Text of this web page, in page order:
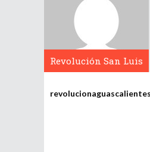
Revolución San Luis